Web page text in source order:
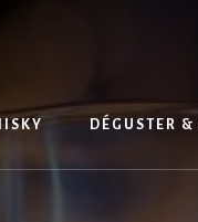
DÉGUSTER &